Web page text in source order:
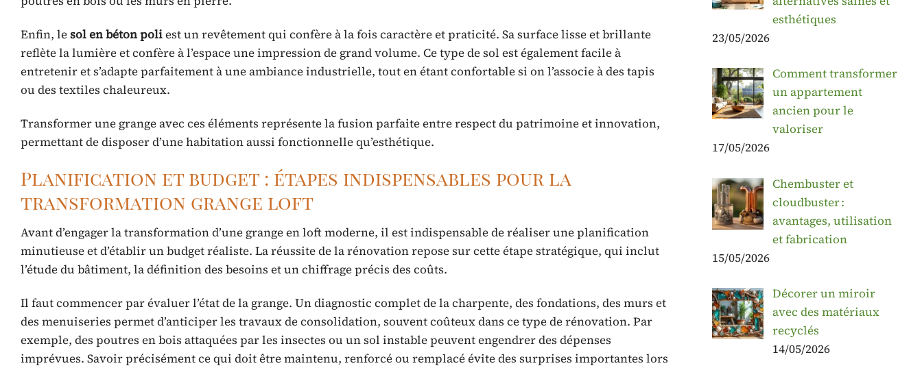
Enfin, lesol en béton poliest un revêtement qui confère à la fois caractère et praticité. Sa surface lisse et brillante
reflète la lumière et confère à l’espace une impression de grand volume. Ce type de sol est également facile à
entretenir et s’adapte parfaitement à une ambiance industrielle, tout en étant confortable si on l’associe à des tapis
ou des textiles chaleureux.
Transformer une grange avec ces éléments représente la fusion parfaite entre respect du patrimoine et innovation,
permettant de disposer d’une habitation aussi fonctionnelle qu’esthétique.
Planification et budget : étapes indispensables pour la
transformation grange loft
Avant d’engager la transformation d’une grange en loft moderne, il est indispensable de réaliser une planification
minutieuse et d’établir un budget réaliste. La réussite de la rénovation repose sur cette étape stratégique, qui inclut
l’étude du bâtiment, la définition des besoins et un chiffrage précis des coûts.
Il faut commencer par évaluer l’état de la grange. Un diagnostic complet de la charpente, des fondations, des murs et
des menuiseries permet d’anticiper les travaux de consolidation, souvent coûteux dans ce type de rénovation. Par
exemple, des poutres en bois attaquées par les insectes ou un sol instable peuvent engendrer des dépenses
imprévues. Savoir précisément ce qui doit être maintenu, renforcé ou remplacé évite des surprises importantes lors
esthétiques
23/05/2026
Comment transformer
un appartement
ancien pour le
valoriser
17/05/2026
Chembuster et
cloudbuster :
avantages, utilisation
et fabrication
15/05/2026
Décorer un miroir
avec des matériaux
recyclés
14/05/2026